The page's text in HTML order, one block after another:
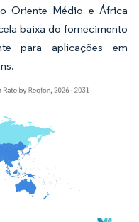
Oriente Médio e África
baixa do fornecimento
para aplicações em